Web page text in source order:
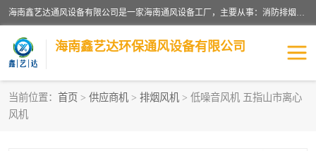
海南鑫艺达通风设备有限公司是一家海南通风设备工厂，主要从事：消防排烟工程、油烟净化工程、厨房排烟工程、酒店厨房设备、新风排风系统、镀锌铁皮管道加工、暖通工程、通风管道安装、消防火阀百叶风口等业务。公司拥有管道及配件一体化工厂生产线，良好的售后服务，良好的设计团队，良好的施工团队、良好管理人员，掌握畅通丰富的信息、市场渠道。
海南鑫艺达环保通风设备有限公司
当前位置： 首页 > 供应商机 > 排烟风机 > 低噪音风机 五指山市离心
风机
海南暖通工程